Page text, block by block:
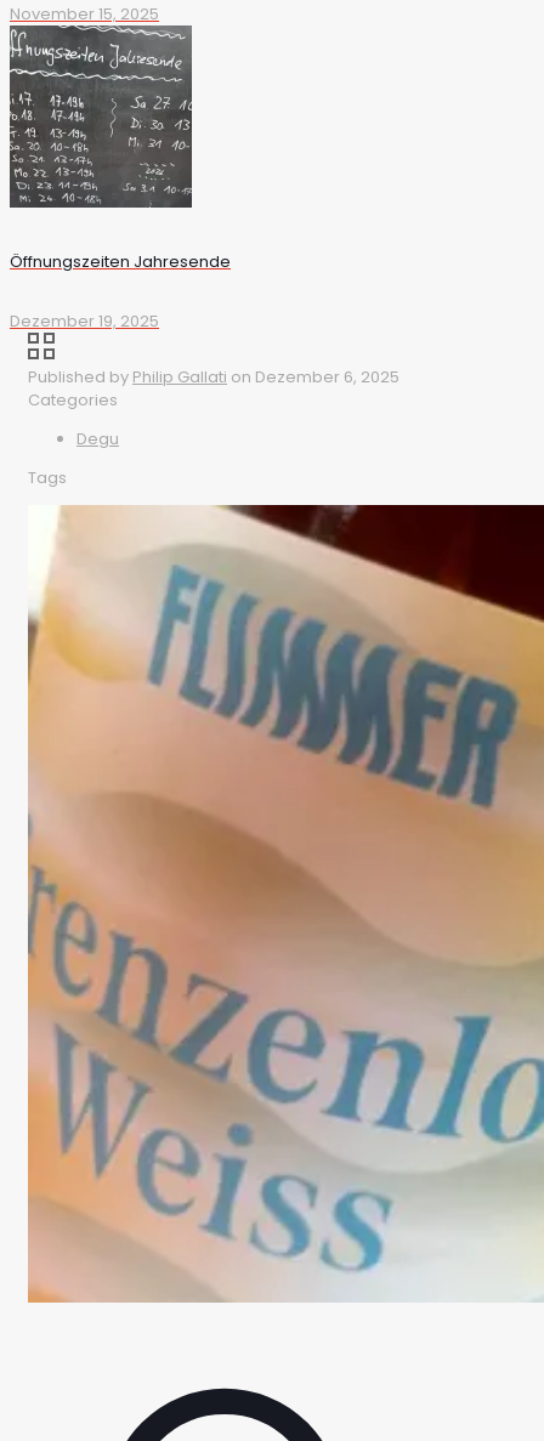
November 15, 2025
Öffnungszeiten Jahresende
Dezember 19, 2025
Published by Philip Gallati on Dezember 6, 2025
Categories
Degu
Tags